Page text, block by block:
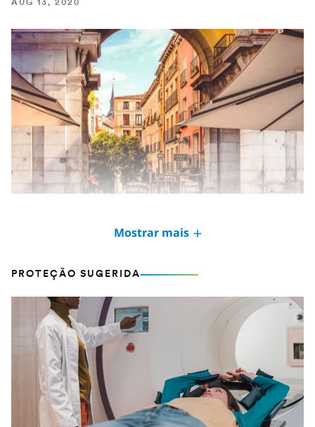
AUG 13, 2020
Mostrar mais
PROTEÇÃO SUGERIDA